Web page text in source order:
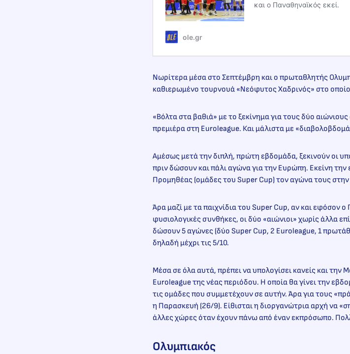
και ο Παναθηναϊκός εκεί.
ole.gr
Νωρίτερα μέσα στο Σεπτέμβρη και ο πρωταθλητής
καθιερωμένο τουρνουά «Νεόφυτος Χαδρινός» στο
«Βόλτα στα βαθιά» με το ξεκίνημα για τους δύο
πρεμιέρα στη Euroleague. Και μάλιστα με
Αμέσως μετά την διπλή, πρώτη εβδομάδα, ξεκινούν οι
πριν δώσουν και πάλι αγώνα για την Ευρώπη. Εκείνη την
Προμηθέας (ομάδες του Super Cup) τον αγώνα τους
Άρα μαζί με τα παιχνίδια του Super Cup, αν και εφόσον
φυσιολογικές συνθήκες, οι δύο «αιώνιοι» χωρίς άλλα
δώσουν 5 αγώνες (δύο Super Cup, 2 Euroleague, 1
δηλαδή μέχρι τις 5/10.
Μέσα σε όλα αυτά, πρέπει να υπολογίσει κανείς και την
Euroleague της νέας περιόδου. Η οποία θα γίνει την
τις ομάδες που συμμετέχουν σε αυτήν. Άρα για τους
η Παρασκευή (26/9). Είθισται η διοργανώτρια αρχή να
άλλες χώρες όταν έχουν πάνω από έναν εκπρόσωπο.
Ολυμπιακός